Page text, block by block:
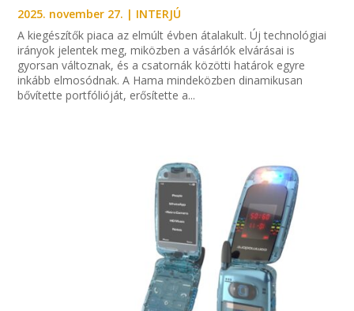
2025. november 27. | INTERJÚ
A kiegészítők piaca az elmúlt évben átalakult. Új technológiai
irányok jelentek meg, miközben a vásárlók elvárásai is
gyorsan változnak, és a csatornák közötti határok egyre
inkább elmosódnak. A Hama mindeközben dinamikusan
bővítette portfólióját, erősítette a...